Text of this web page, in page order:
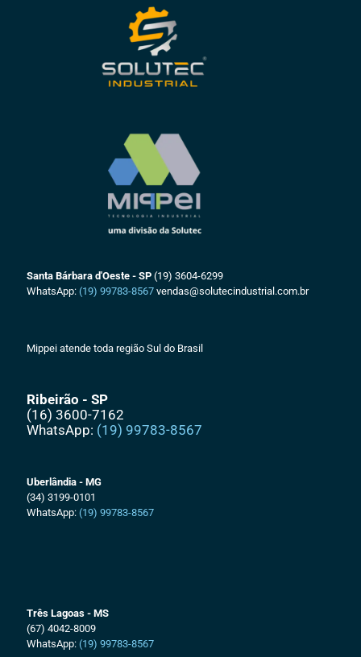
Santa Bárbara d'Oeste - SP (19) 3604-6299
WhatsApp: (19) 99783-8567 vendas@solutecindustrial.com.br
Mippei atende toda região Sul do Brasil
Ribeirão - SP
(16) 3600-7162
WhatsApp: (19) 99783-8567
Uberlândia - MG
(34) 3199-0101
WhatsApp: (19) 99783-8567
Três Lagoas - MS
(67) 4042-8009
WhatsApp: (19) 99783-8567